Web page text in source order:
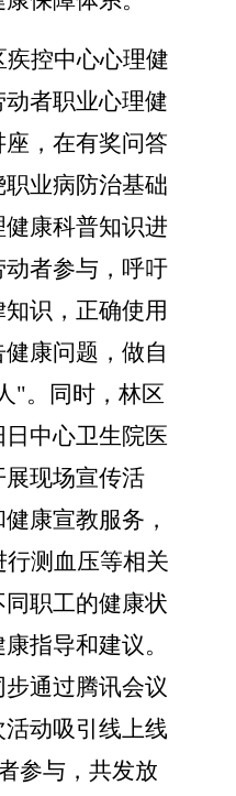
控中心心理健
者职业心理健
，在有奖问答
业病防治基础
康科普知识进
者参与，呼吁
识，正确使用
康问题，做自
"。同时，林区
中心卫生院医
现场宣传活
康宣教服务，
测血压等相关
职工的健康状
指导和建议。
通过腾讯会议
动吸引线上线
参与，共发放